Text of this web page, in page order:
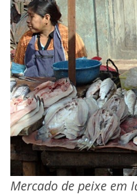
Mercado de peixe em